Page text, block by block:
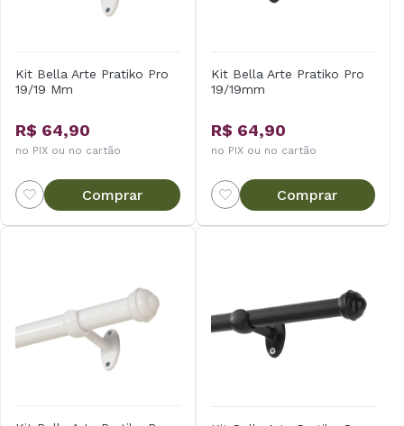
Kit Bella Arte Pratiko Pro
19/19 Mm
R$ 64,90
no PIX ou no cartão
Comprar
Kit Bella Arte Pratiko Pro
19/19mm
R$ 64,90
no PIX ou no cartão
Comprar